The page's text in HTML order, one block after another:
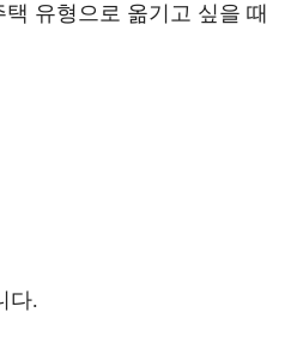
유형으로 옮기고 싶을 때
다.